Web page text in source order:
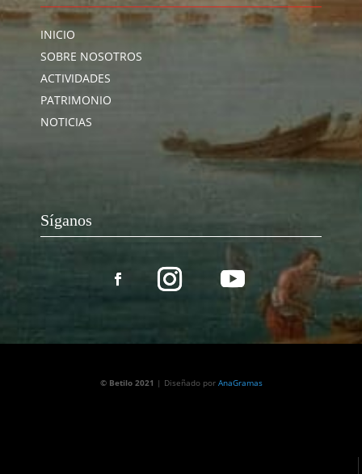
INICIO
SOBRE NOSOTROS
ACTIVIDADES
PATRIMONIO
NOTICIAS
Síganos
© Betilo 2021 | Diseñado por AnaGramas